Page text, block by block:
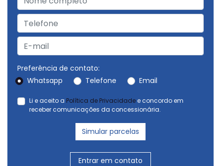
Preferência de contato:
Whatsapp
Telefone Email
Li e aceito a Política de Privacidadee concordo em
receber comunicações da concessionária.
Simular parcelas
Entrar em contato